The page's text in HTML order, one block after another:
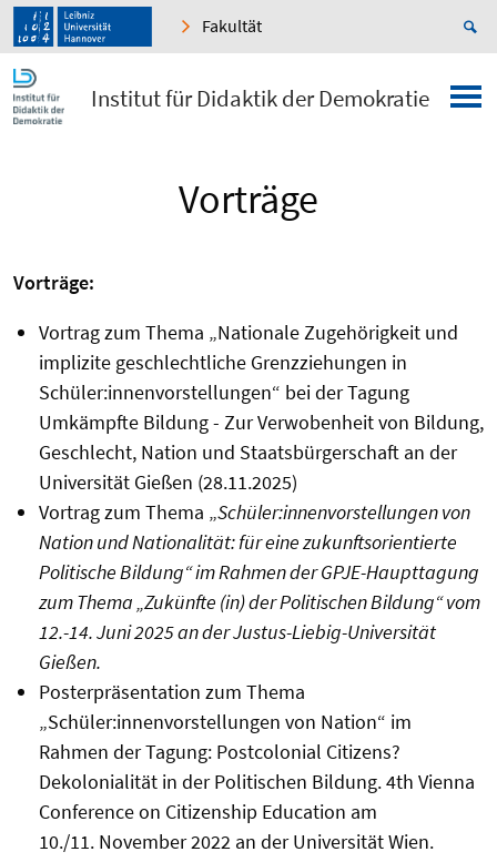
Fakultät
Institut für Didaktik der Demokratie
Vorträge
Vorträge:
Vortrag zum Thema „Nationale Zugehörigkeit und
implizite geschlechtliche Grenzziehungen in
Schüler:innenvorstellungen“ bei der Tagung
Umkämpfte Bildung - Zur Verwobenheit von Bildung,
Geschlecht, Nation und Staatsbürgerschaft an der
Universität Gießen (28.11.2025)
Vortrag zum Thema „Schüler:innenvorstellungen von
Nation und Nationalität: für eine zukunftsorientierte
Politische Bildung“ im Rahmen der GPJE-Haupttagung
zum Thema „Zukünfte (in) der Politischen Bildung“ vom
12.-14. Juni 2025 an der Justus-Liebig-Universität
Gießen.
Posterpräsentation zum Thema
„Schüler:innenvorstellungen von Nation“ im
Rahmen der Tagung: Postcolonial Citizens?
Dekolonialität in der Politischen Bildung. 4th Vienna
Conference on Citizenship Education am
10./11. November 2022 an der Universität Wien.